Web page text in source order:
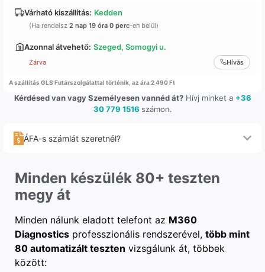
Várható kiszállítás: Kedden
(Ha rendelsz 2 nap 19 óra 0 perc-en belül)
Azonnal átvehető: Szeged, Somogyi u.
Zárva Hívás
A szállítás GLS Futárszolgálattal történik, az ára 2 490 Ft
Kérdésed van vagy Személyesen vannéd át?Hívj minket a +36
30 779 1516 számon.
ÁFA-s számlát szeretnél?
Minden készülék 80+ teszten
megy át
Minden nálunk eladott telefont az M360
Diagnostics professzionális rendszerével, több mint
80 automatizált teszten vizsgálunk át, többek
között: